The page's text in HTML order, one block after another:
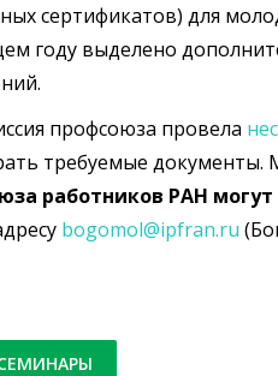
сертификатов) для
году выделено
профсоюза провела
требуемые документы.
работников РАН
bogomol@ipfran.ru